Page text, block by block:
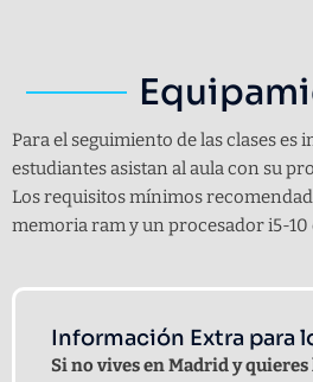
Para el seguimiento de las clases es
estudiantes asistan al aula con su
Los requisitos mínimos
memoria ram y un procesador i5-10
Información Extra para
Si no vives en Madrid y